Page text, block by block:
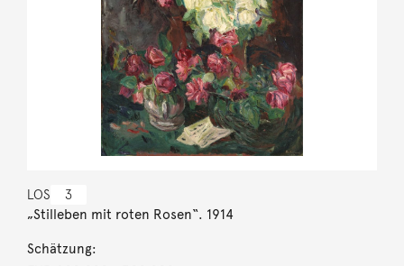
LOS 3
„Stilleben mit roten Rosen“. 1914
Schätzung: